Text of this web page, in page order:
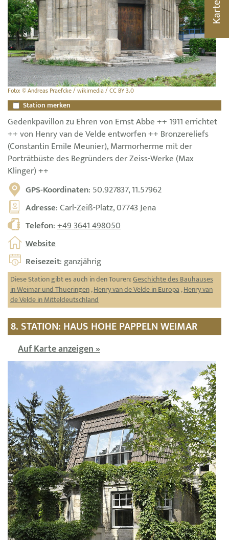
Foto: © Andreas Praefcke / wikimedia / CC BY 3.0
Station merken
Gedenkpavillon zu Ehren von Ernst Abbe ++ 1911 errichtet
++ von Henry van de Velde entworfen ++ Bronzereliefs
(Constantin Emile Meunier), Marmorherme mit der
Porträtbüste des Begründers der Zeiss-Werke (Max
Klinger) ++
GPS-Koordinaten: 50.927837, 11.57962
Adresse: Carl-Zeiß-Platz, 07743 Jena
Telefon:+49 3641 498050
Website
Reisezeit: ganzjährig
Diese Station gibt es auch in den Touren:Geschichte des Bauhauses
in Weimar und Thueringen,Henry van de Velde in Europa,Henry van
de Velde in Mitteldeutschland
8. STATION: HAUS HOHE PAPPELN WEIMAR
Auf Karte anzeigen »
Karte